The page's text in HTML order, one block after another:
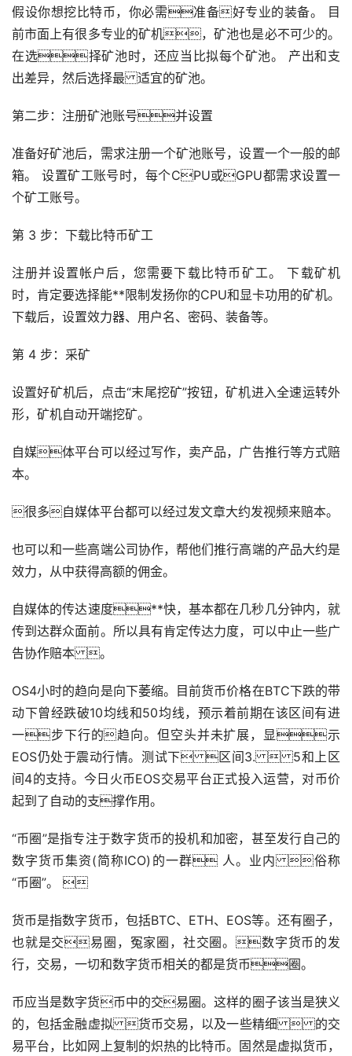
假设你想挖比特币，你必需准备好专业的装备。 目
前市面上有很多专业的矿机，矿池也是必不可少的。
在选择矿池时，还应当比拟每个矿池。 产出和支
出差异，然后选择最 适宜的矿池。
第二步：注册矿池账号并设置
准备好矿池后，需求注册一个矿池账号，设置一个一般的邮
箱。 设置矿工账号时，每个CPU或GPU都需求设置一
个矿工账号。
第 3 步：下载比特币矿工
注册并设置帐户后，您需要下载比特币矿工。 下载矿机
时，肯定要选择能**限制发扬你的CPU和显卡功用的矿机。
下载后，设置效力器、用户名、密码、装备等。
第 4 步：采矿
设置好矿机后，点击“末尾挖矿”按钮，矿机进入全速运转外
形，矿机自动开端挖矿。
自媒体平台可以经过写作，卖产品，广告推行等方式赔
本。
很多自媒体平台都可以经过发文章大约发视频来赔本。
也可以和一些高端公司协作，帮他们推行高端的产品大约是
效力，从中获得高额的佣金。
自媒体的传达速度**快，基本都在几秒几分钟内，就
传到达群众面前。所以具有肯定传达力度，可以中止一些广
告协作赔本 。
OS4小时的趋向是向下萎缩。目前货币价格在BTC下跌的带
动下曾经跌破10均线和50均线，预示着前期在该区间有进
一步下行的趋向。但空头并未扩展，显示
EOS仍处于震动行情。测试下 区间3.  5和上区
间4的支持。今日 火币EOS交易平台正式投入运营，对币价
起到了自动的支撑作用。
“币圈”是指专注于数字货币的投机和加密，甚至发行自己的
数字货币集资(简称ICO)的一群 人。业内 俗称
“币圈”。 
货币是指数字货币，包括BTC、ETH、EOS等。还有圈子，
也就是交易圈，冤家圈，社交圈。数字货币的发
行，交易，一切和数字货币相关的都是货币圈。
币应当是数字货币中的交易圈。这样的圈子该当是狭义
的，包括金融虚拟 货币交易，以及一些精细  的交
易平台，比如网上复制的炽热的比特币。固然是虚拟货币，